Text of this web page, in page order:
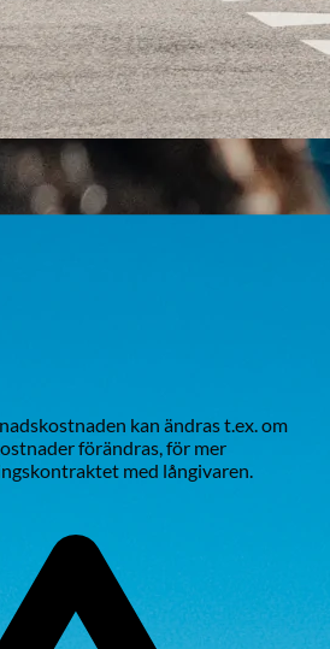
kan ändras t.ex. om
förändras, för mer
med långivaren.